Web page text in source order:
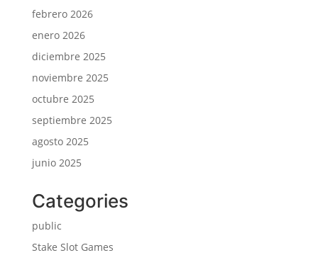
febrero 2026
enero 2026
diciembre 2025
noviembre 2025
octubre 2025
septiembre 2025
agosto 2025
junio 2025
Categories
public
Stake Slot Games